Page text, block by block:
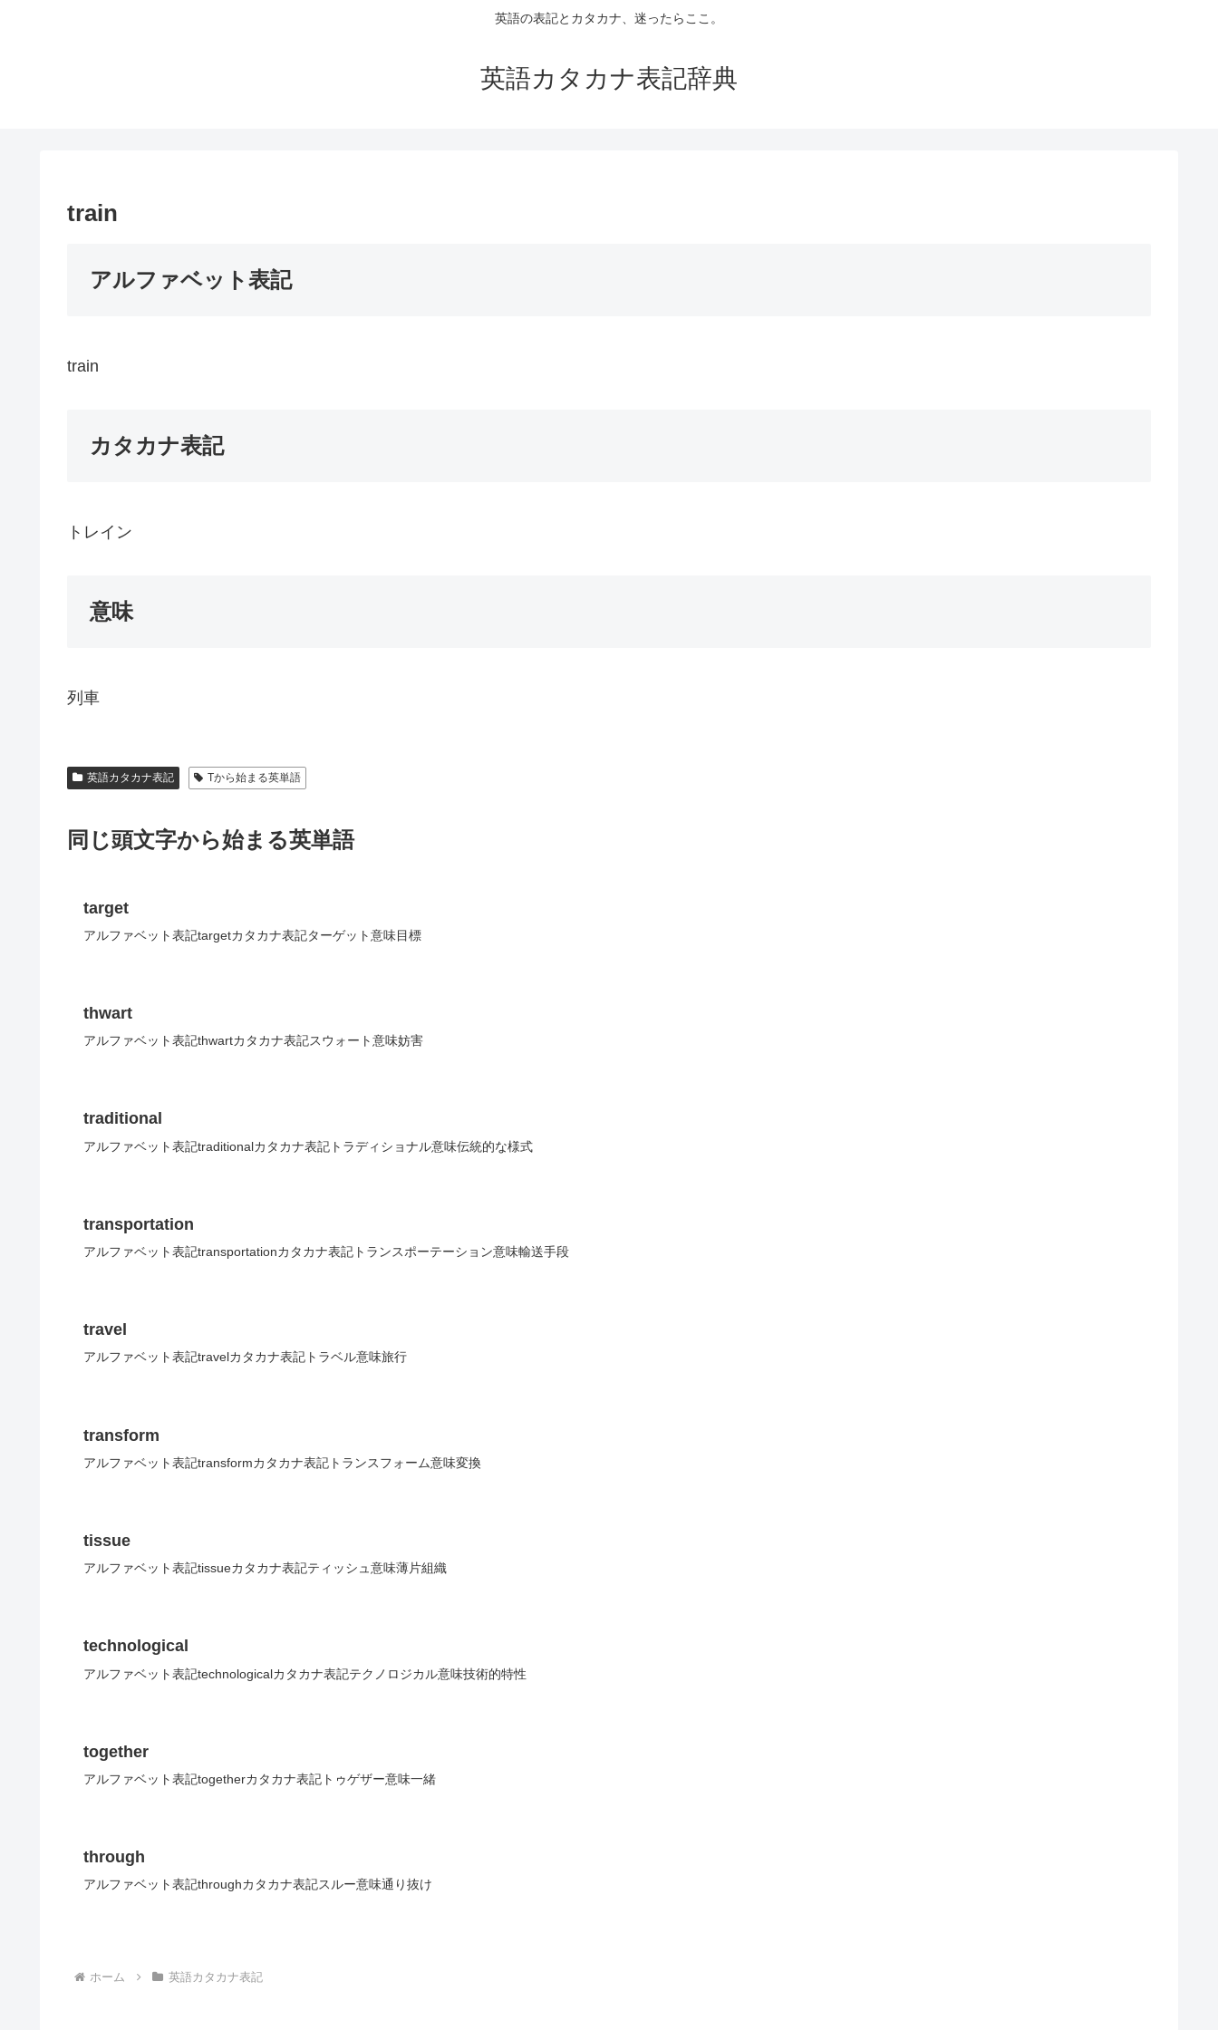
英語の表記とカタカナ、迷ったらここ。
英語カタカナ表記辞典
train
アルファベット表記
train
カタカナ表記
トレイン
意味
列車
英語カタカナ表記 Tから始まる英単語
同じ頭文字から始まる英単語
target
アルファベット表記targetカタカナ表記ターゲット意味目標
thwart
アルファベット表記thwartカタカナ表記スウォート意味妨害
traditional
アルファベット表記traditionalカタカナ表記トラディショナル意味伝統的な様式
transportation
アルファベット表記transportationカタカナ表記トランスポーテーション意味輸送手段
travel
アルファベット表記travelカタカナ表記トラベル意味旅行
transform
アルファベット表記transformカタカナ表記トランスフォーム意味変換
tissue
アルファベット表記tissueカタカナ表記ティッシュ意味薄片組織
technological
アルファベット表記technologicalカタカナ表記テクノロジカル意味技術的特性
together
アルファベット表記togetherカタカナ表記トゥゲザー意味一緒
through
アルファベット表記throughカタカナ表記スルー意味通り抜け
ホーム 英語カタカナ表記